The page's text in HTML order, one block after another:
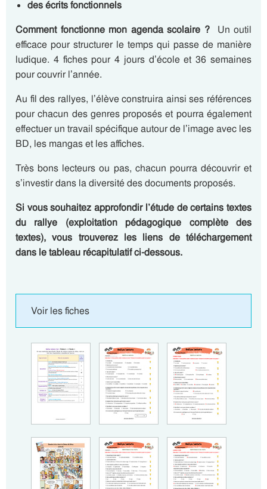
des écrits fonctionnels
Comment fonctionne mon agenda scolaire ? Un outil
efficace pour structurer le temps qui passe de manière
ludique. 4 fiches pour 4 jours d’école et 36 semaines
pour couvrir l’année.
Au fil des rallyes, l’élève construira ainsi ses références
pour chacun des genres proposés et pourra également
effectuer un travail spécifique autour de l’image avec les
BD, les mangas et les affiches.
Très bons lecteurs ou pas, chacun pourra découvrir et
s’investir dans la diversité des documents proposés.
Si vous souhaitez approfondir l’étude de certains textes
du rallye (exploitation pédagogique complète des
textes), vous trouverez les liens de téléchargement
dans le tableau récapitulatif ci-dessous.
Voir les fiches